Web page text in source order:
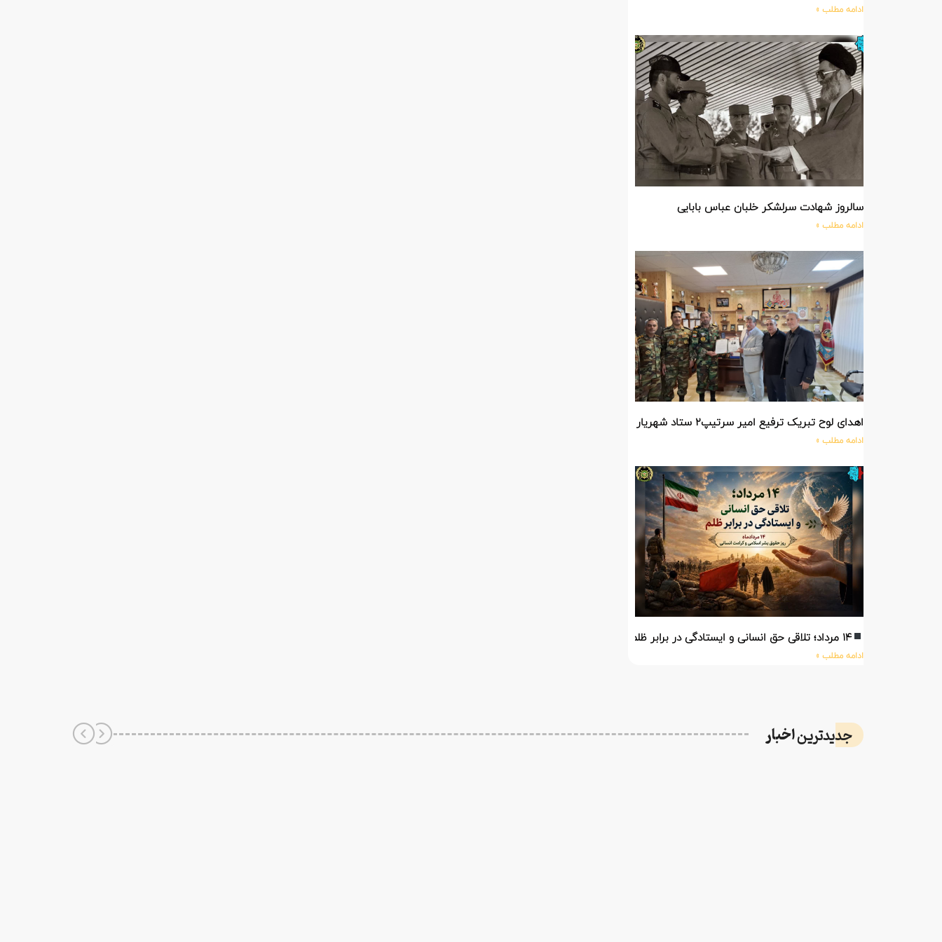
ادامه مطلب »
سالروز شهادت سرلشکر خلبان عباس بابایی
ادامه مطلب »
اهدای لوح تبریک ترفیع امیر سرتیپ۲ ستاد شهریار پورفضلی فرمانده تیپ ۳۶۴ شهید نصیرزاده نزاجا مستقر در مهاباد
ادامه مطلب »
۱۴ مرداد؛ تلاقی حق انسانی و ایستادگی در برابر ظلم
ادامه مطلب »
جدیدتریناخبار